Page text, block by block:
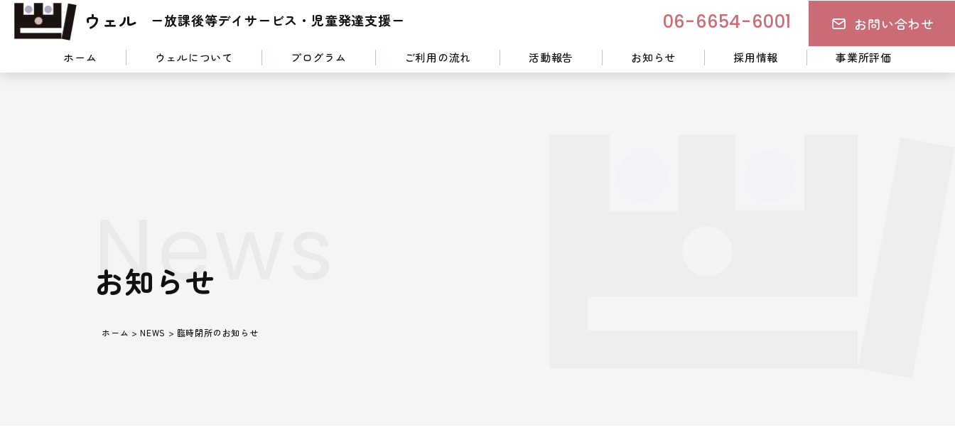
ウェル ー放課後等デイサービス・児童発達支援ー 06-6654-6001 お問い合わせ
ホーム ウェルについて プログラム ご利用の流れ 活動報告 お知らせ 採用情報 事業所評価
お知らせ
ホーム > NEWS > 臨時閉所のお知らせ